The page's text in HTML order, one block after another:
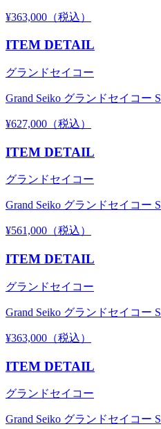
¥363,000（税込）
ITEM DETAIL
グランドセイコー
Grand Seiko グランドセイコー
¥627,000（税込）
ITEM DETAIL
グランドセイコー
Grand Seiko グランドセイコー
¥561,000（税込）
ITEM DETAIL
グランドセイコー
Grand Seiko グランドセイコー
¥363,000（税込）
ITEM DETAIL
グランドセイコー
Grand Seiko グランドセイコー